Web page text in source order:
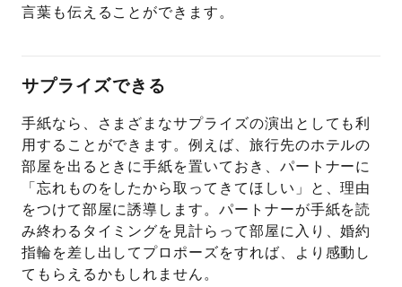
言葉も伝えることができます。
サプライズできる
手紙なら、さまざまなサプライズの演出としても利
用することができます。例えば、旅行先のホテルの
部屋を出るときに手紙を置いておき、パートナーに
「忘れものをしたから取ってきてほしい」と、理由
をつけて部屋に誘導します。パートナーが手紙を読
み終わるタイミングを見計らって部屋に入り、婚約
指輪を差し出してプロポーズをすれば、より感動し
てもらえるかもしれません。